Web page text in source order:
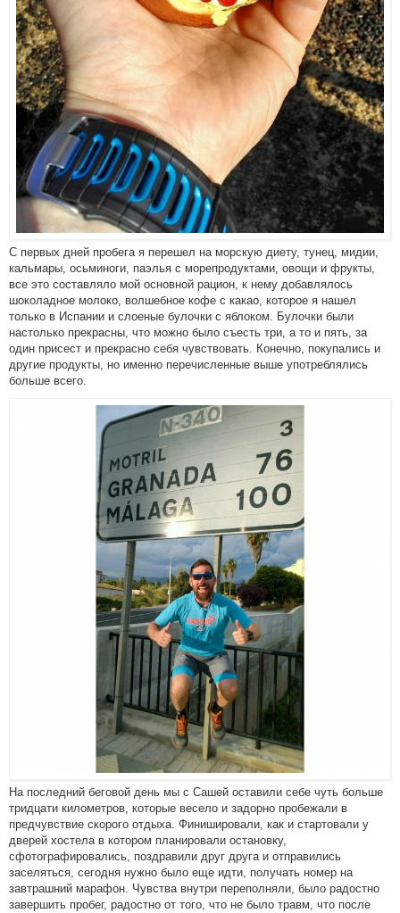
С первых дней пробега я перешел на морскую диету, тунец, мидии,
кальмары, осьминоги, паэлья с морепродуктами, овощи и фрукты,
все это составляло мой основной рацион, к нему добавлялось
шоколадное молоко, волшебное кофе с какао, которое я нашел
только в Испании и слоеные булочки с яблоком. Булочки были
настолько прекрасны, что можно было съесть три, а то и пять, за
один присест и прекрасно себя чувствовать. Конечно, покупались и
другие продукты, но именно перечисленные выше употреблялись
больше всего.
На последний беговой день мы с Сашей оставили себе чуть больше
тридцати километров, которые весело и задорно пробежали в
предчувствие скорого отдыха. Финишировали, как и стартовали у
дверей хостела в котором планировали остановку,
сфотографировались, поздравили друг друга и отправились
заселяться, сегодня нужно было еще идти, получать номер на
завтрашний марафон. Чувства внутри переполняли, было радостно
завершить пробег, радостно от того, что не было травм, что после